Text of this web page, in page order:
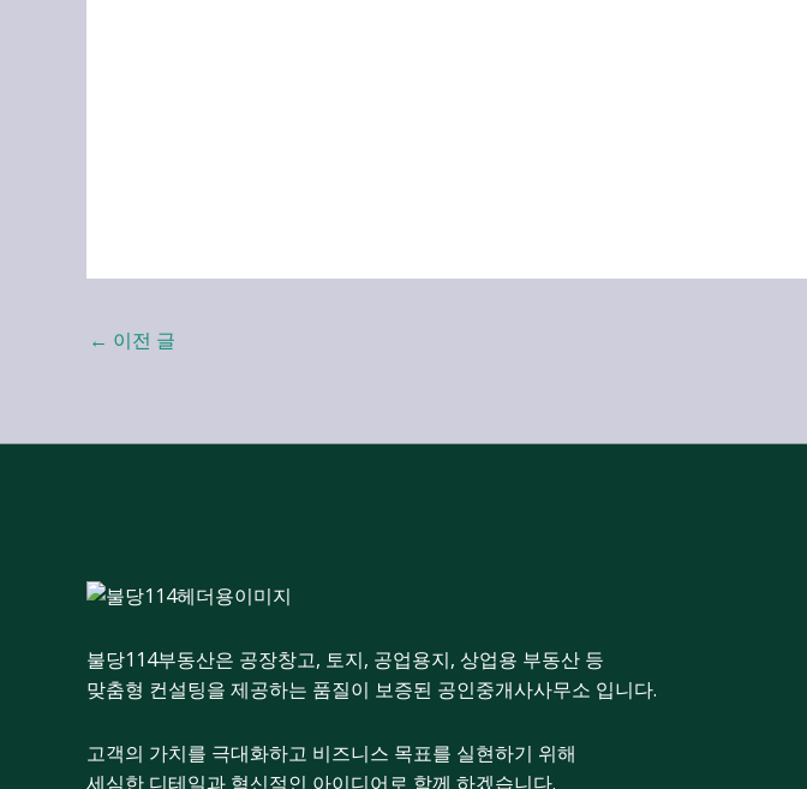
← 이전 글
불당114부동산은 공장창고, 토지, 공업용지, 상업용 부동산 등
맞춤형 컨설팅을 제공하는 품질이 보증된 공인중개사사무소 입니다.
고객의 가치를 극대화하고 비즈니스 목표를 실현하기 위해
세심한 디테일과 혁신적인 아이디어로 함께 하겠습니다.